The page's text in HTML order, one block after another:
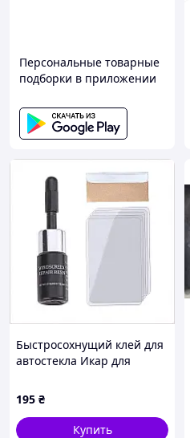
Персональные товарные
подборки в приложении
Быстросохнущий клей для
автостекла Икар для
8859T860AB
195 ₴
Купить